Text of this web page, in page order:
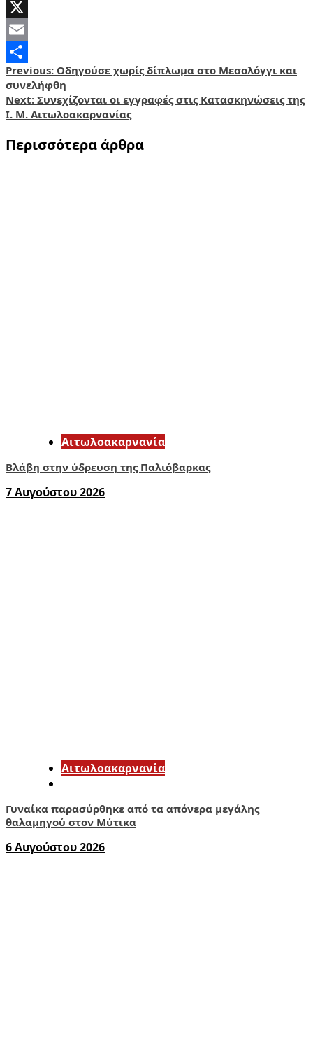
Facebook
X
Email
Share
Post
navigation
Previous: Οδηγούσε χωρίς δίπλωμα στο Μεσολόγγι και
συνελήφθη
Next: Συνεχίζονται οι εγγραφές στις Κατασκηνώσεις της
Ι. Μ. Αιτωλοακαρνανίας
Περισσότερα άρθρα
Αιτωλοακαρνανία
Βλάβη στην ύδρευση της Παλιόβαρκας
7 Αυγούστου 2026
Αιτωλοακαρνανία
Γυναίκα παρασύρθηκε από τα απόνερα μεγάλης
θαλαμηγού στον Μύτικα
6 Αυγούστου 2026